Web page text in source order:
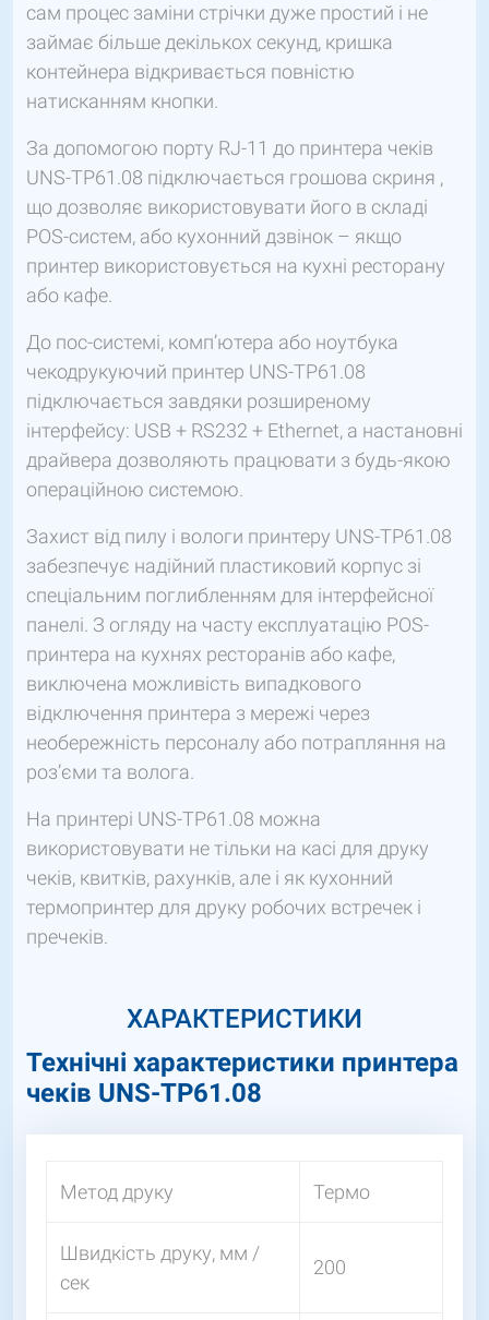
сам процес заміни стрічки дуже простий і не
займає більше декількох секунд, кришка
контейнера відкривається повністю
натисканням кнопки.
За допомогою порту RJ-11 до принтера чеків
UNS-TP61.08 підключається грошова скриня ,
що дозволяє використовувати його в складі
POS-систем, або кухонний дзвінок – якщо
принтер використовується на кухні ресторану
або кафе.
До пос-системі, комп’ютера або ноутбука
чекодрукуючий принтер UNS-TP61.08
підключається завдяки розширеному
інтерфейсу: USB + RS232 + Ethernet, а настановні
драйвера дозволяють працювати з будь-якою
операційною системою.
Захист від пилу і вологи принтеру UNS-TP61.08
забезпечує надійний пластиковий корпус зі
спеціальним поглибленням для інтерфейсної
панелі. З огляду на часту експлуатацію POS-
принтера на кухнях ресторанів або кафе,
виключена можливість випадкового
відключення принтера з мережі через
необережність персоналу або потрапляння на
роз’єми та волога.
На принтері UNS-TP61.08 можна
використовувати не тільки на касі для друку
чеків, квитків, рахунків, але і як кухонний
термопринтер для друку робочих встречек і
пречеків.
ХАРАКТЕРИСТИКИ
Технічні характеристики принтера
чеків UNS-TP61.08
Метод друку Термо
Швидкість друку, мм /
сек
200